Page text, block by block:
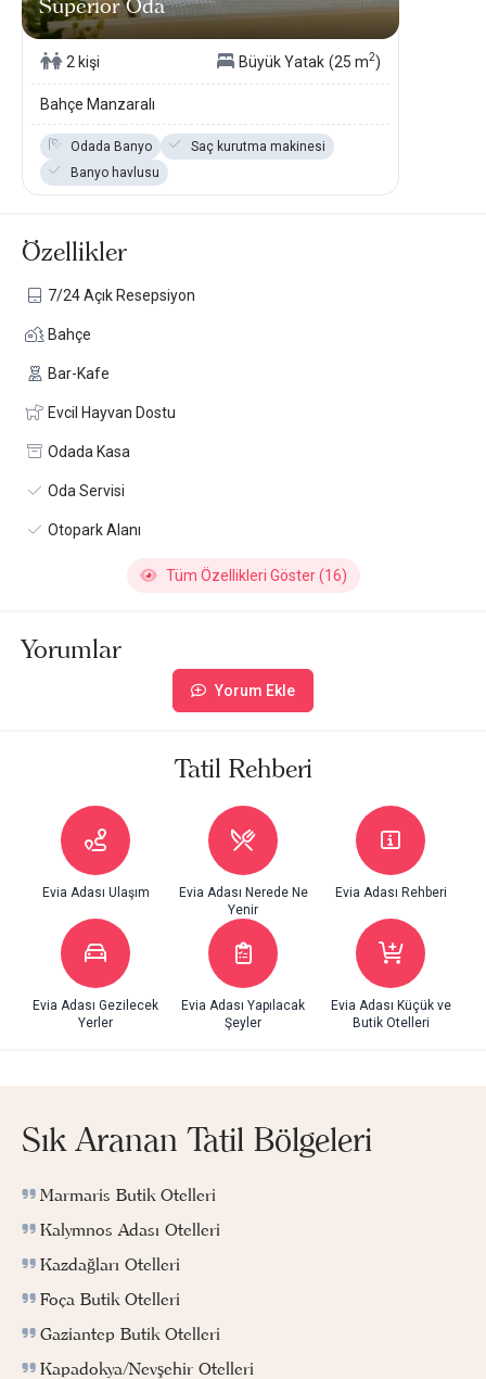
2 kişi Büyük Yatak (25 m2)
Bahçe Manzaralı
Odada Banyo
Saç kurutma makinesi
Banyo havlusu
Özellikler
7/24 Açık Resepsiyon
Bahçe
Bar-Kafe
Evcil Hayvan Dostu
Odada Kasa
Oda Servisi
Otopark Alanı
Tüm Özellikleri Göster (16)
Yorumlar
Yorum Ekle
Tatil Rehberi
Evia Adası Ulaşım
Evia Adası Nerede Ne
Yenir
Evia Adası Rehberi
Evia Adası Gezilecek
Yerler
Evia Adası Yapılacak
Şeyler
Evia Adası Küçük ve
Butik Otelleri
Sık Aranan Tatil Bölgeleri
Marmaris Butik Otelleri
Kalymnos Adası Otelleri
Kazdağları Otelleri
Foça Butik Otelleri
Gaziantep Butik Otelleri
Kapadokya/Nevşehir Otelleri